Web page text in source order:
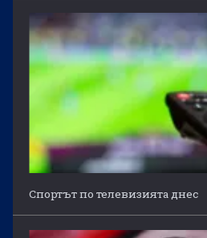
Спортът по телевизията днес